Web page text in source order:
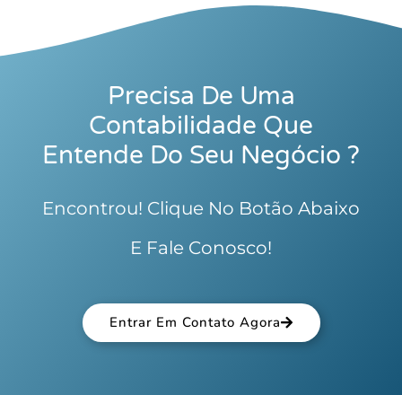
Precisa De Uma
Contabilidade Que
Entende Do Seu Negócio ?
Encontrou! Clique No Botão Abaixo
E Fale Conosco!
Entrar Em Contato Agora